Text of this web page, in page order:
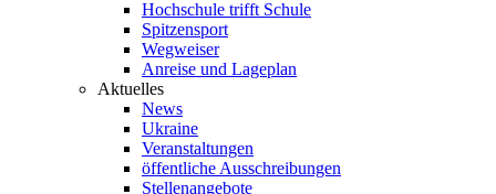
Hochschule trifft Schule
Spitzensport
Wegweiser
Anreise und Lageplan
Aktuelles
News
Ukraine
Veranstaltungen
öffentliche Ausschreibungen
Stellenangebote